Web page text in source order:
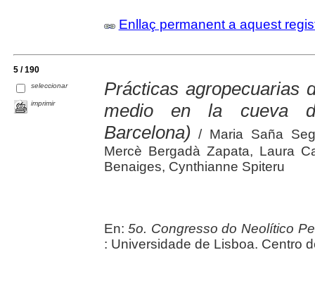
Enllaç permanent a aquest
5 / 190
seleccionar
imprimir
Prácticas agropecuarias
medio en la cueva
Barcelona) / Maria Saña
Mercè Bergadà Zapata, Laura
Benaiges, Cynthianne Spiteru
En:5o. Congresso do Neolítico
: Universidade de Lisboa. Centro